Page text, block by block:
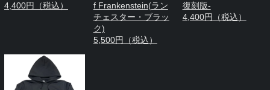
4,400円（税込）
f Frankenstein(ラン
チェスター・ブラッ
ク)
5,500円（税込）
復刻版-
4,400円（税込）